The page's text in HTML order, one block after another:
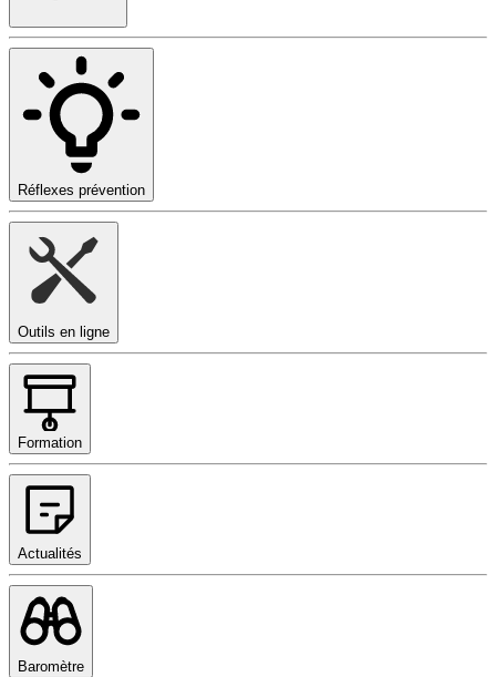
Réflexes prévention
Outils en ligne
Formation
Actualités
Baromètre